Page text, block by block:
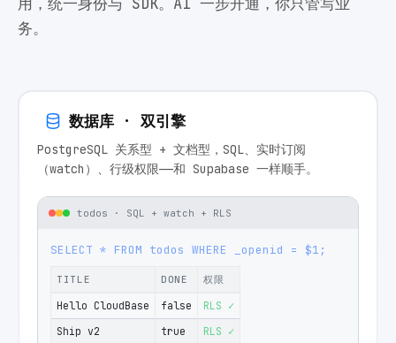
务。
数据库 · 双引擎
PostgreSQL 关系型 + 文档型，SQL、实时订阅
（watch）、行级权限——和 Supabase 一样顺手。
todos · SQL + watch + RLS
SELECT * FROM todos WHERE _openid = $1;
TITLE DONE 权限
Hello CloudBase false
RLS ✓
Ship v2
true RLS ✓